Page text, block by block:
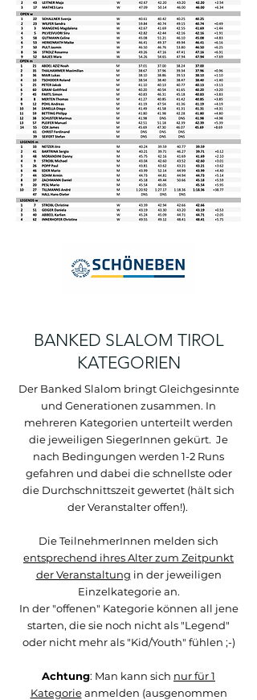
BANKED SLALOM TIROL
KATEGORIEN
Der Banked Slalom bringt Gleichgesinnte
und Generationen zusammen. In
mehreren Kategorien unterteilt werden
die jeweiligen SiegerInnen gekürt. Je
nach Bedingungen werden 1-2 Runs
gefahren und dabei die schnellste oder
die Durchschnittszeit gewertet (hält sich
der Veranstalter offen!).
Die TeilnehmerInnen melden sich
entsprechend ihres Alter zum Zeitpunkt
der Veranstaltung in der jeweiligen
Einzelkategorie an.
In der "offenen" Kategorie können all jene
starten, die sie noch nicht als "Legend"
oder nicht mehr als "Kid/Youth" fühlen ;-)
Achtung: Man kann sich nur für 1
Kategorieanmelden (ausgenommen